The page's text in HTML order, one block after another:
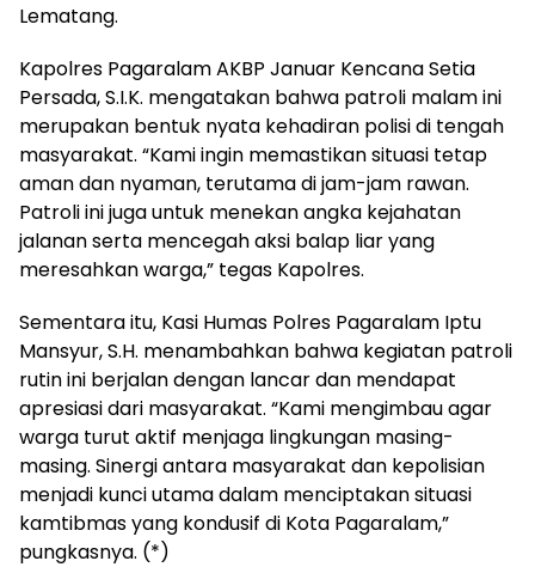
Lematang.
Kapolres Pagaralam AKBP Januar Kencana Setia
Persada, S.I.K. mengatakan bahwa patroli malam ini
merupakan bentuk nyata kehadiran polisi di tengah
masyarakat. “Kami ingin memastikan situasi tetap
aman dan nyaman, terutama di jam-jam rawan.
Patroli ini juga untuk menekan angka kejahatan
jalanan serta mencegah aksi balap liar yang
meresahkan warga,” tegas Kapolres.
Sementara itu, Kasi Humas Polres Pagaralam Iptu
Mansyur, S.H. menambahkan bahwa kegiatan patroli
rutin ini berjalan dengan lancar dan mendapat
apresiasi dari masyarakat. “Kami mengimbau agar
warga turut aktif menjaga lingkungan masing-
masing. Sinergi antara masyarakat dan kepolisian
menjadi kunci utama dalam menciptakan situasi
kamtibmas yang kondusif di Kota Pagaralam,”
pungkasnya. (*)